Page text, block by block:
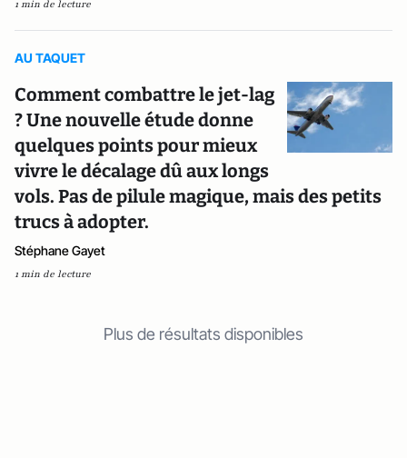
1 min de lecture
AU TAQUET
Comment combattre le jet-lag
? Une nouvelle étude donne
quelques points pour mieux
vivre le décalage dû aux longs
vols. Pas de pilule magique, mais des petits
trucs à adopter.
Stéphane Gayet
1 min de lecture
Plus de résultats disponibles